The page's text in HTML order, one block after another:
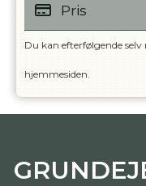
Pris
Du kan efterfølgende
hjemmesiden.